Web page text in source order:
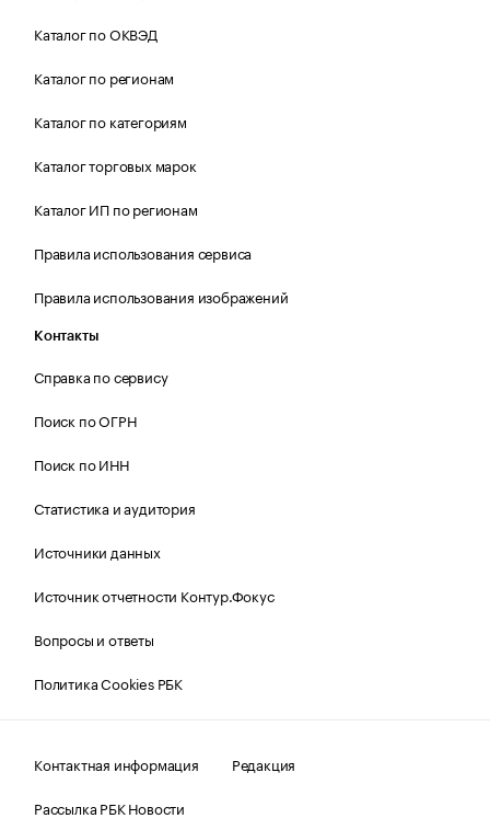
Каталог по ОКВЭД
Каталог по регионам
Каталог по категориям
Каталог торговых марок
Каталог ИП по регионам
Правила использования сервиса
Правила использования изображений
Контакты
Справка по сервису
Поиск по ОГРН
Поиск по ИНН
Статистика и аудитория
Источники данных
Источник отчетности Контур.Фокус
Вопросы и ответы
Политика Cookies РБК
Контактная информация
Редакция
Рассылка РБК Новости